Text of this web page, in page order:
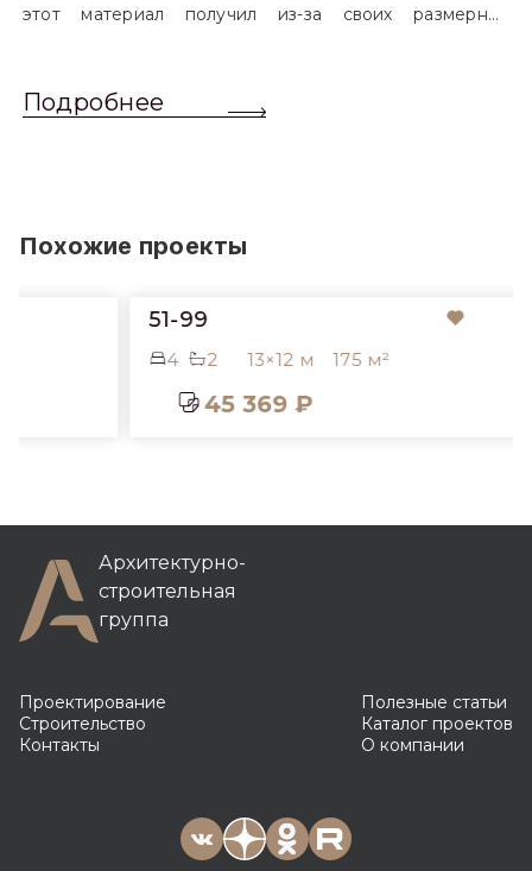
этот материал получил из-за своих размерных
обычный одинарный кирпич. Размер блоков различен
Подробнее
Похожие проекты
51-99
2 13×12 м 175 м²
45 369 ₽
Архитектурно-
строительная
группа
Проектирование
Строительство
Контакты
Полезные статьи
Каталог проектов
О компании